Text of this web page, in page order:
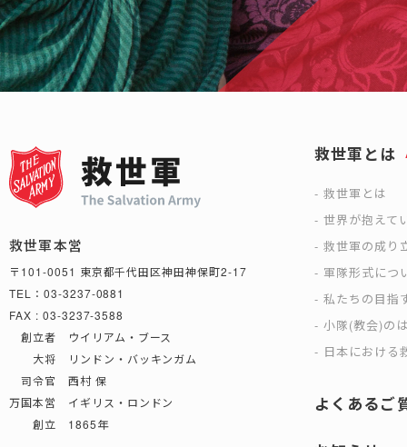
救世軍本営
〒101-0051 東京都千代田区神田神保町2-17
TEL：03-3237-0881
FAX : 03-3237-3588
創立者 ウイリアム・ブース
大将 リンドン・バッキンガム
司令官 西村 保
万国本営 イギリス・ロンドン
創立 1865年
救世軍とは
救世軍とは
世界が抱えて
救世軍の成り
軍隊形式につ
私たちの目指
小隊(教会)の
日本における
よくあるご